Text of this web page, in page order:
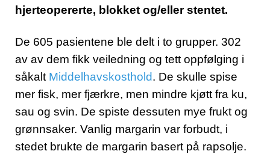
hjerteopererte, blokket og/eller stentet.
De 605 pasientene ble delt i to grupper. 302
av av dem fikk veiledning og tett oppfølging i
såkalt Middelhavskosthold. De skulle spise
mer fisk, mer fjærkre, men mindre kjøtt fra ku,
sau og svin. De spiste dessuten mye frukt og
grønnsaker. Vanlig margarin var forbudt, i
stedet brukte de margarin basert på rapsolje.